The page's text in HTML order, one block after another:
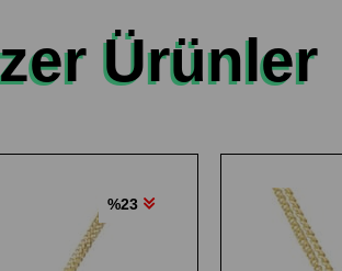
Ürünler
%23